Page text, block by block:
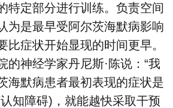
特定部分进行训练。负责空间
为是最早受阿尔茨海默病影响
比症状开始显现的时间更早。
的神经学家丹尼斯·陈说：“我
海默病患者最初表现的症状是
知障碍)，就能越快采取干预